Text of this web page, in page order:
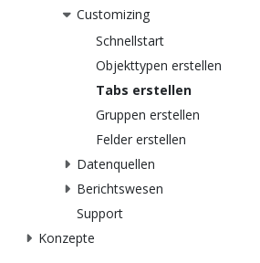
Customizing
Schnellstart
Objekttypen erstellen
Tabs erstellen
Gruppen erstellen
Felder erstellen
Datenquellen
Berichtswesen
Support
Konzepte